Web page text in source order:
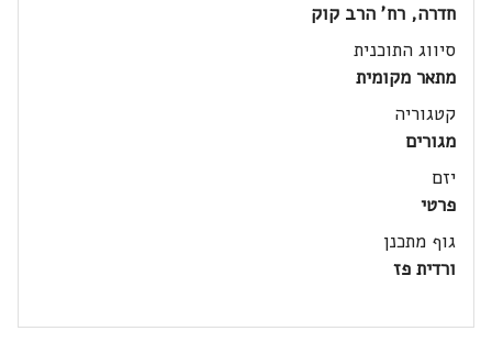
חדרה, רח' הרב קוק
סיווג התוכנית
מתאר מקומית
קטגוריה
מגורים
יזם
פרטי
גוף מתכנן
ורדית פז